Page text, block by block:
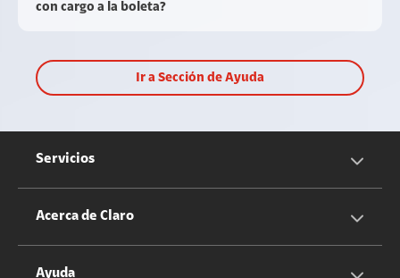
con cargo a la boleta?
Ir a Sección de Ayuda
Servicios
Servicios Móviles
Acerca de Claro
Información Corporativa
Ayuda